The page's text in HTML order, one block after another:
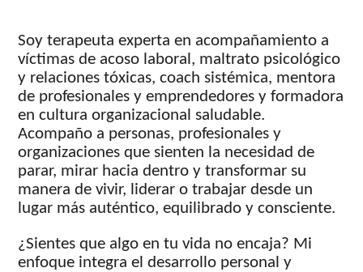
Soy terapeuta experta en acompañamiento a
víctimas de acoso laboral, maltrato psicológico
y relaciones tóxicas, coach sistémica, mentora
de profesionales y emprendedores y formadora
en cultura organizacional saludable.
Acompaño a personas, profesionales y
organizaciones que sienten la necesidad de
parar, mirar hacia dentro y transformar su
manera de vivir, liderar o trabajar desde un
lugar más auténtico, equilibrado y consciente.
¿Sientes que algo en tu vida no encaja? Mi
enfoque integra el desarrollo personal y